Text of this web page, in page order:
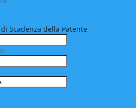
Scadenza della Patente